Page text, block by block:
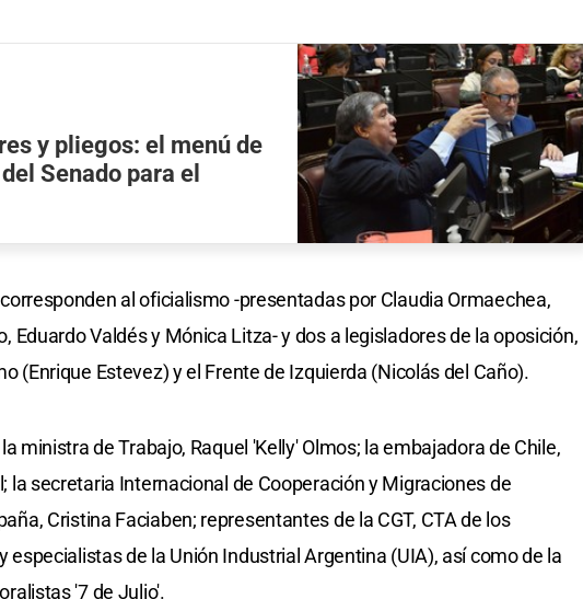
y pliegos: el menú de
Senado para el
al oficialismo -presentadas por Claudia Ormaechea,
Eduardo Valdés y Mónica Litza- y dos a legisladores de la oposición,
(Enrique Estevez) y el Frente de Izquierda (Nicolás del Caño).
ministra de Trabajo, Raquel 'Kelly' Olmos; la embajadora de Chile,
la secretaria Internacional de Cooperación y Migraciones de
Cristina Faciaben; representantes de la CGT, CTA de los
especialistas de la Unión Industrial Argentina (UIA), así como de la
'7 de Julio'.